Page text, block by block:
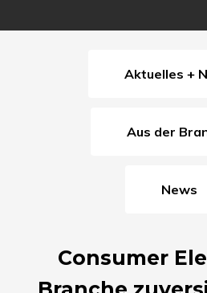
Aktuelles +
Aus der
News
Consumer